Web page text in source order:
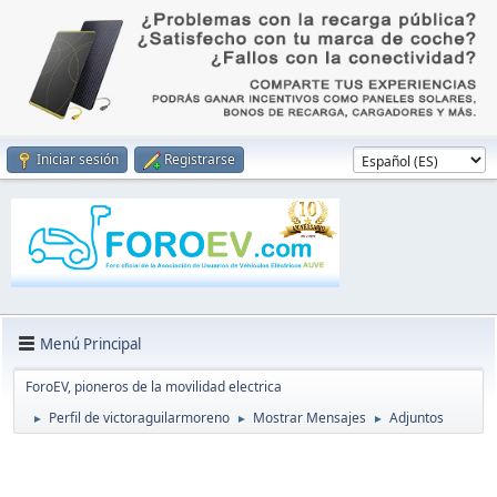
Iniciar sesión Registrarse
Menú Principal
ForoEV, pioneros de la movilidad electrica
► Perfil de victoraguilarmoreno ► Mostrar Mensajes ► Adjuntos